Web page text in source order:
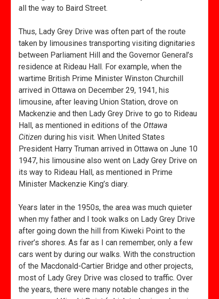
all the way to Baird Street.
Thus, Lady Grey Drive was often part of the route
taken by limousines transporting visiting dignitaries
between Parliament Hill and the Governor General’s
residence at Rideau Hall. For example, when the
wartime British Prime Minister Winston Churchill
arrived in Ottawa on December 29, 1941, his
limousine, after leaving Union Station, drove on
Mackenzie and then Lady Grey Drive to go to Rideau
Hall, as mentioned in editions of the Ottawa
Citizenduring his visit. When United States
President Harry Truman arrived in Ottawa on June 10
1947, his limousine also went on Lady Grey Drive on
its way to Rideau Hall, as mentioned in Prime
Minister Mackenzie King’s diary.
Years later in the 1950s, the area was much quieter
when my father and I took walks on Lady Grey Drive
after going down the hill from Kiweki Point to the
river’s shores. As far as I can remember, only a few
cars went by during our walks. With the construction
of the Macdonald-Cartier Bridge and other projects,
most of Lady Grey Drive was closed to traffic. Over
the years, there were many notable changes in the